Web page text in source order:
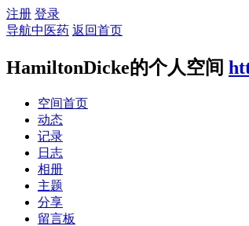
注册 登录
导航中医药 返回首页
HamiltonDicke的个人空间
空间首页
动态
记录
日志
相册
主题
分享
留言板